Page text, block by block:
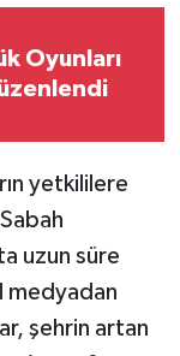
Oyunları
yetkililere
uzun süre
medyadan
şehrin artan